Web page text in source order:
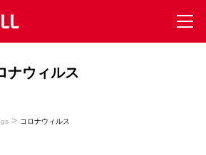
ナウィルス
> コロナウィルス